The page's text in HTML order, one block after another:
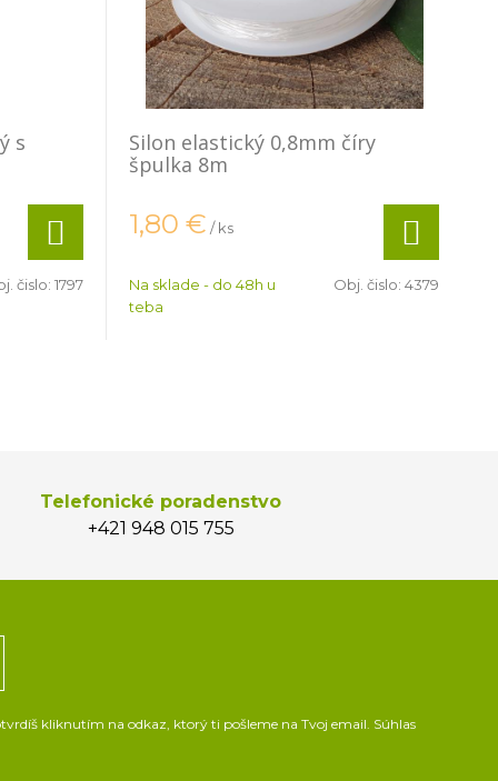
s
čislo: 1797
Silon elastický 0,8mm číry
špulka 8m
1,80 € / ks
Na sklade - do 48h u
teba
Obj. čislo: 4379
Telefonické poradenstvo
+421 948 015 755
kliknutím na odkaz, ktorý ti pošleme na Tvoj email. Súhlas